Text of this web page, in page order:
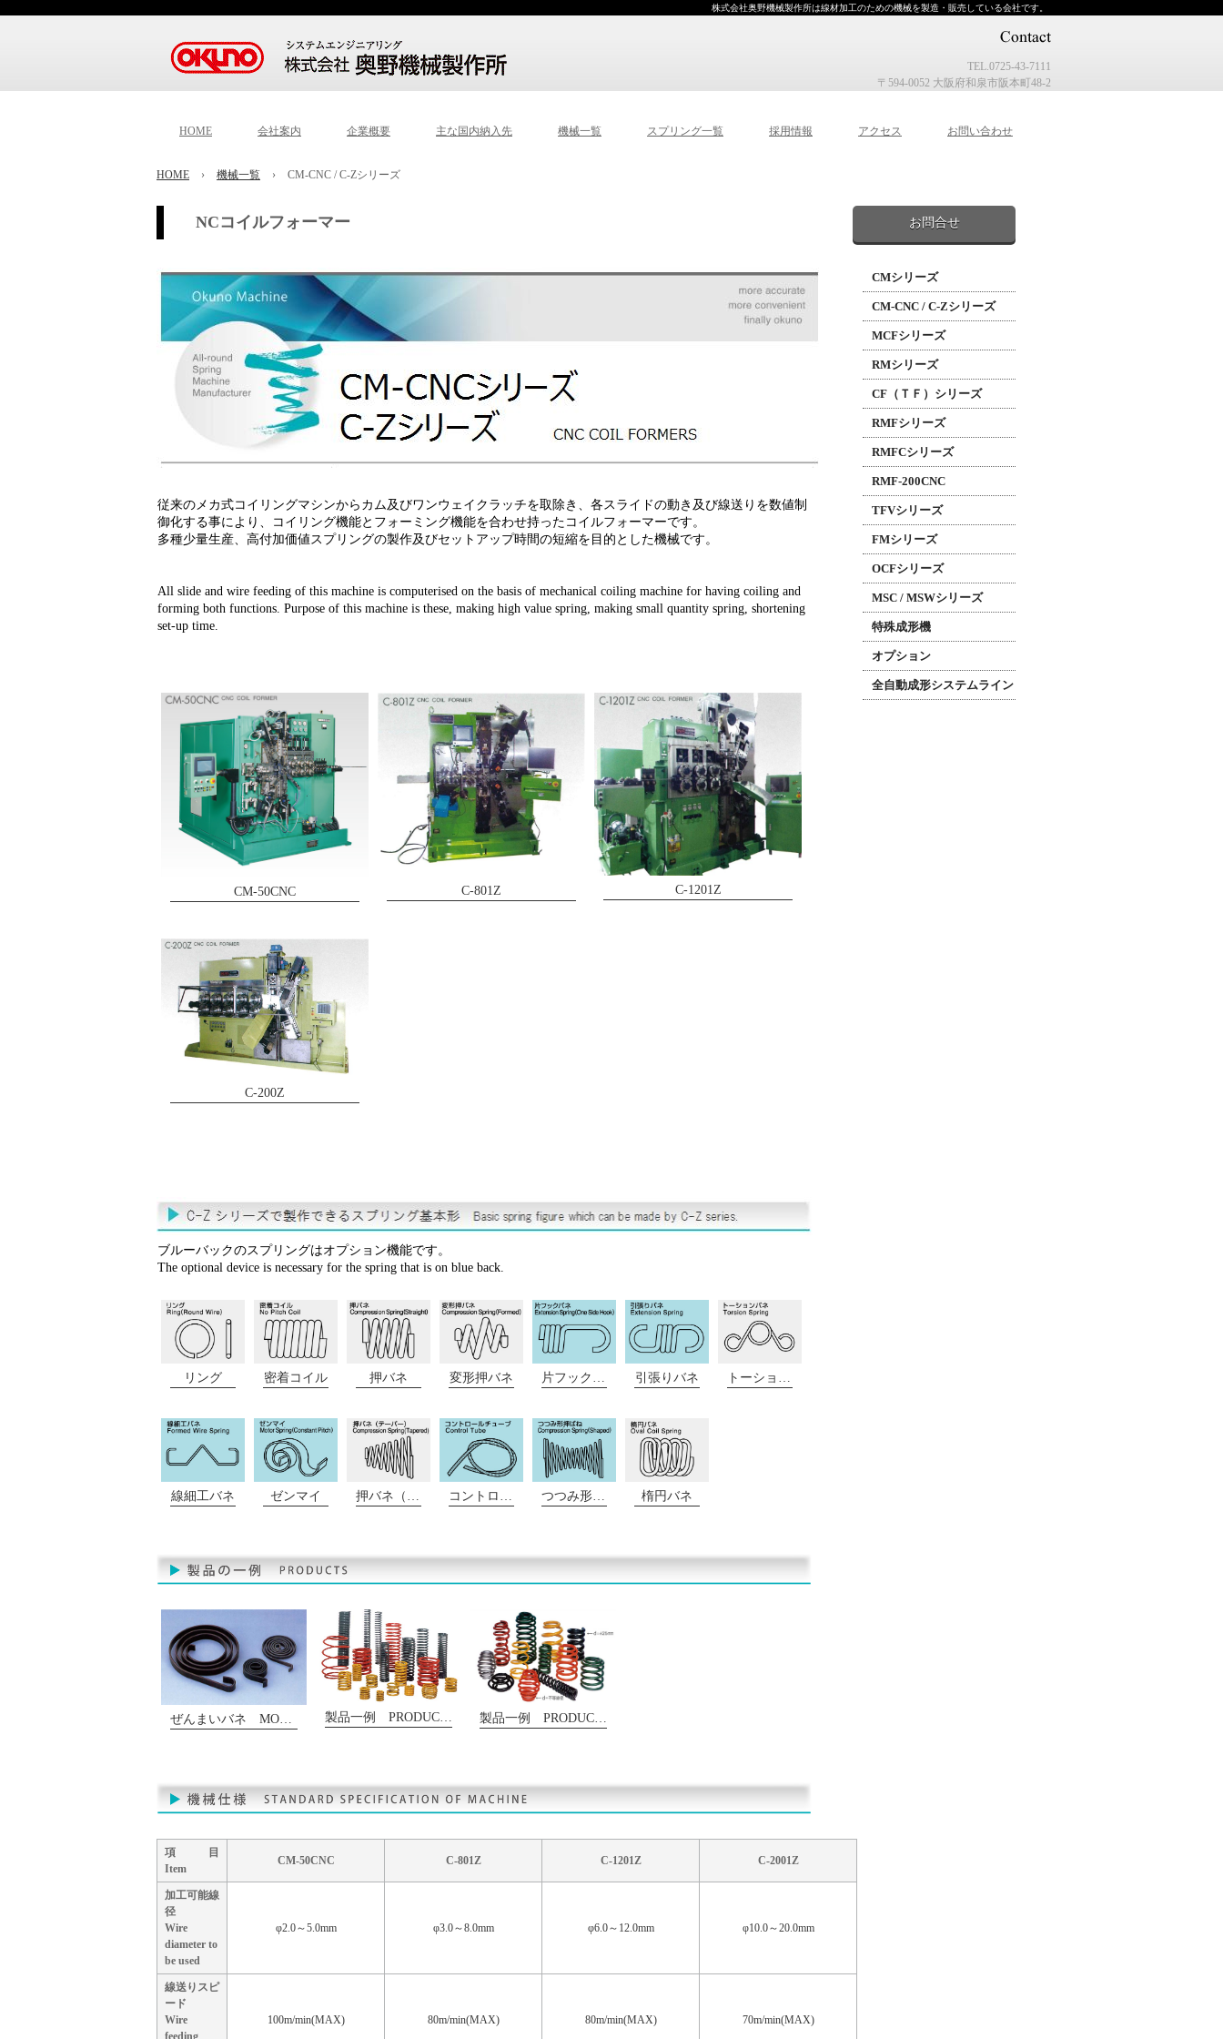
株式会社奥野機械製作所は線材加工のための機械を製造・販売している会社です。
TEL.0725-43-7111
〒594-0052 大阪府和泉市阪本町48-2
HOME 会社案内 企業概要 主な国内納入先 機械一覧 スプリング一覧 採用情報 アクセス お問い合わせ
HOME › 機械一覧 › CM-CNC / C-Zシリーズ
NCコイルフォーマー
従来のメカ式コイリングマシンからカム及びワンウェイクラッチを取除き、各スライドの動き及び線送りを数値制
御化する事により、コイリング機能とフォーミング機能を合わせ持ったコイルフォーマーです。
多種少量生産、高付加価値スプリングの製作及びセットアップ時間の短縮を目的とした機械です。
All slide and wire feeding of this machine is computerised on the basis of mechanical coiling machine for having coiling and
forming both functions. Purpose of this machine is these, making high value spring, making small quantity spring, shortening
set-up time.
CM-50CNC C-801Z C-1201Z
C-200Z
ブルーバックのスプリングはオプション機能です。
The optional device is necessary for the spring that is on blue back.
リング 密着コイル 押バネ 変形押バネ 引張りバネ
線細工バネ ゼンマイ 楕円バネ
製品一例 PRODUCTS 製品一例 PRODUCTS
項 目
Item
CM-50CNC C-801Z C-1201Z C-2001Z
加工可能線
径
Wire
diameter to
be used
φ2.0～5.0mm φ3.0～8.0mm φ6.0～12.0mm φ10.0～20.0mm
線送りスピ
ード
Wire
feeding
100m/min(MAX) 80m/min(MAX) 80m/min(MAX) 70m/min(MAX)
お問合せ
CMシリーズ
CM-CNC / C-Zシリーズ
MCFシリーズ
RMシリーズ
CF（ＴＦ）シリーズ
RMFシリーズ
RMFCシリーズ
RMF-200CNC
TFVシリーズ
FMシリーズ
OCFシリーズ
MSC / MSWシリーズ
特殊成形機
オプション
全自動成形システムライン